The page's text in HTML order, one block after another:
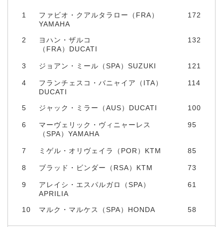
1
ファビオ・クアルタラロー（FRA）
YAMAHA
172
2
ヨハン・ザルコ
（FRA）DUCATI
132
3 ジョアン・ミール（SPA）SUZUKI 121
4
フランチェスコ・バニャイア（ITA）
DUCATI
114
5 ジャック・ミラー（AUS）DUCATI 100
6
マーヴェリック・ヴィニャーレス
（SPA）YAMAHA
95
7 ミゲル・オリヴェイラ（POR）KTM 85
8 ブラッド・ビンダー（RSA）KTM 73
9
アレイシ・エスパルガロ（SPA）
APRILIA
61
10 マルク・マルケス（SPA）HONDA 58